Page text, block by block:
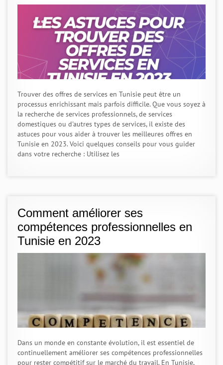
Trouver des offres de services en Tunisie peut être un
processus enrichissant mais parfois difficile. Que vous soyez à
la recherche de services professionnels, de services
domestiques ou d'autres types de services, il existe des
astuces pour vous aider à trouver les meilleures offres en
Tunisie en 2023. Voici quelques conseils pour vous guider
dans votre recherche : Utilisez les
Comment améliorer ses
compétences professionnelles en
Tunisie en 2023
Dans un monde en constante évolution, il est essentiel de
continuellement améliorer ses compétences professionnelles
pour rester compétitif sur le marché du travail. En Tunisie,